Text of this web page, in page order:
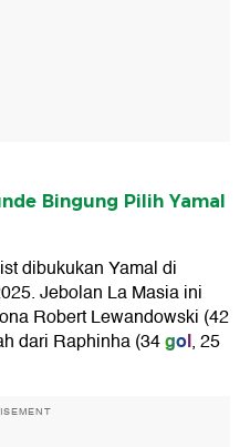
Bingung Pilih Yamal
dibukukan Yamal di
Jebolan La Masia ini
Robert Lewandowski (42
dari Raphinha (34gol, 25